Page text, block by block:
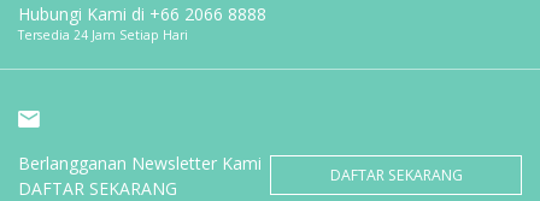
Hubungi Kami di +66 2066 8888
Tersedia 24 Jam Setiap Hari
Berlangganan Newsletter Kami
DAFTAR SEKARANG
DAFTAR SEKARANG